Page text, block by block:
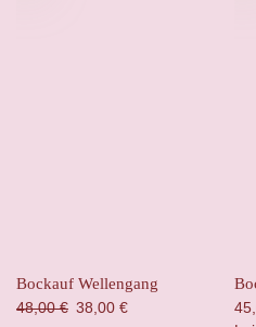
Bockauf Wellengang
48,00€ Ursprünglicher
38,00 €